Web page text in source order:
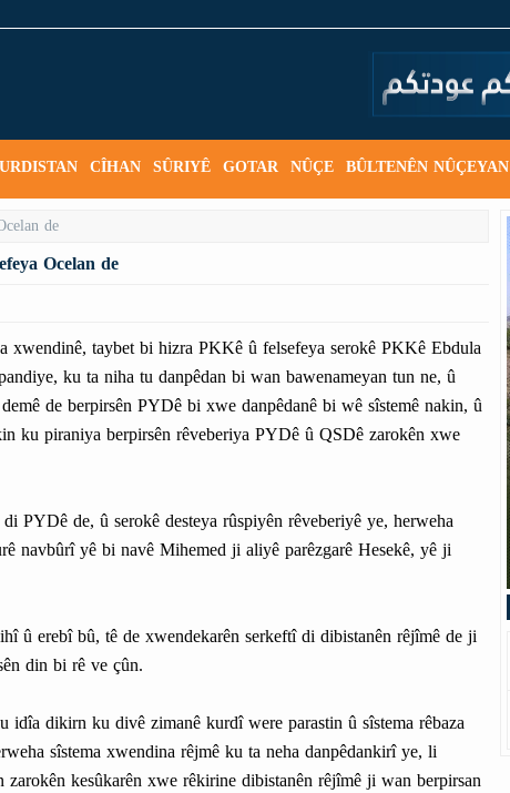
CÎHAN SÛRIYÊ GOTAR NÛÇE BÛLTENÊN NÛÇEYAN
Ocelan de
taybet bi hizra PKKê û felsefeya serokê PKKê Ebdula
ku ta niha tu danpêdan bi wan bawenameyan tun ne, û
de berpirsên PYDê bi xwe danpêdanê bi wê sîstemê nakin, û
ku piraniya berpirsên rêveberiya PYDê û QSDê zarokên xwe
PYDê de, û serokê desteya rûspiyên rêveberiyê ye, herweha
navbûrî yê bi navê Mihemed ji aliyê parêzgarê Hesekê, yê ji
û erebî bû, tê de xwendekarên serkeftî di dibistanên rêjîmê de ji
din bi rê ve çûn.
dikirn ku divê zimanê kurdî were parastin û sîstema rêbaza
sîstema xwendina rêjmê ku ta neha danpêdankirî ye, li
kesûkarên xwe rêkirine dibistanên rêjîmê ji wan berpirsan